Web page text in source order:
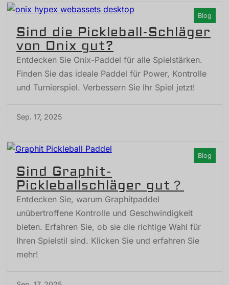
Sind die Pickleball-Schläger
von Onix gut?
Entdecken Sie Onix-Paddel für alle Spielstärken.
Finden Sie das ideale Paddel für Power, Kontrolle
und Turnierspiel. Verbessern Sie Ihr Spiel jetzt!
Sep. 17, 2025
Blog
Sind Graphit-
Pickleballschläger gut？
Entdecken Sie, warum Graphitpaddel
unübertroffene Kontrolle und Geschwindigkeit
bieten. Erfahren Sie, ob sie die richtige Wahl für
Ihren Spielstil sind. Klicken Sie und erfahren Sie
mehr!
Blog